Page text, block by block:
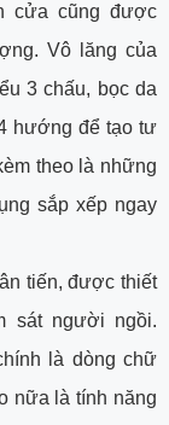
cửa cũng được
Vô lăng của
3 chấu, bọc da
hướng để tạo tư
theo là những
sắp xếp ngay
tiến, được thiết
sát người ngồi.
là dòng chữ
nữa là tính năng